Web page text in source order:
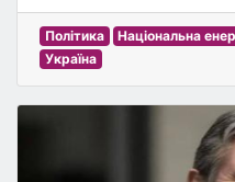
Політика
Національна
Україна